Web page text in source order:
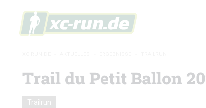
Trail du Petit Ballon
Trailrun